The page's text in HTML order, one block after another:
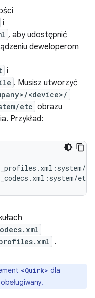
i
, aby udostępnić
deweloperom
i
. Musisz utworzyć
<device>/
etc obrazu
Przykład:
.
<Quirk> dla